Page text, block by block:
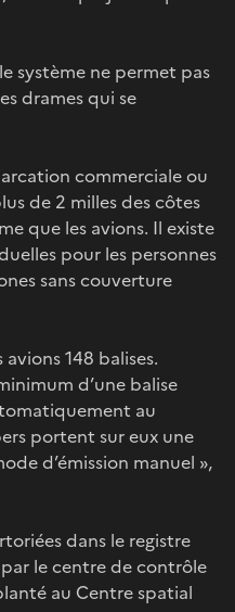
système ne permet pas
drames qui se
commerciale ou
de 2 milles des côtes
que les avions. Il existe
pour les personnes
sans couverture
148 balises.
d’une balise
au
portent sur eux une
d’émission manuel »,
dans le registre
le centre de contrôle
au Centre spatial